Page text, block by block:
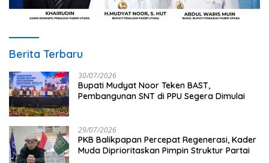
Berita Terbaru
30/07/2026
Bupati Mudyat Noor Teken BAST,
Pembangunan SNT di PPU Segera Dimulai
29/07/2026
PKB Balikpapan Percepat Regenerasi, Kader
Muda Diprioritaskan Pimpin Struktur Partai